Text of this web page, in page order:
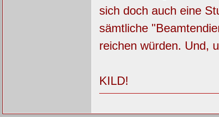
sich doch auch eine
sämtliche
reichen würden. Und,
KILD!